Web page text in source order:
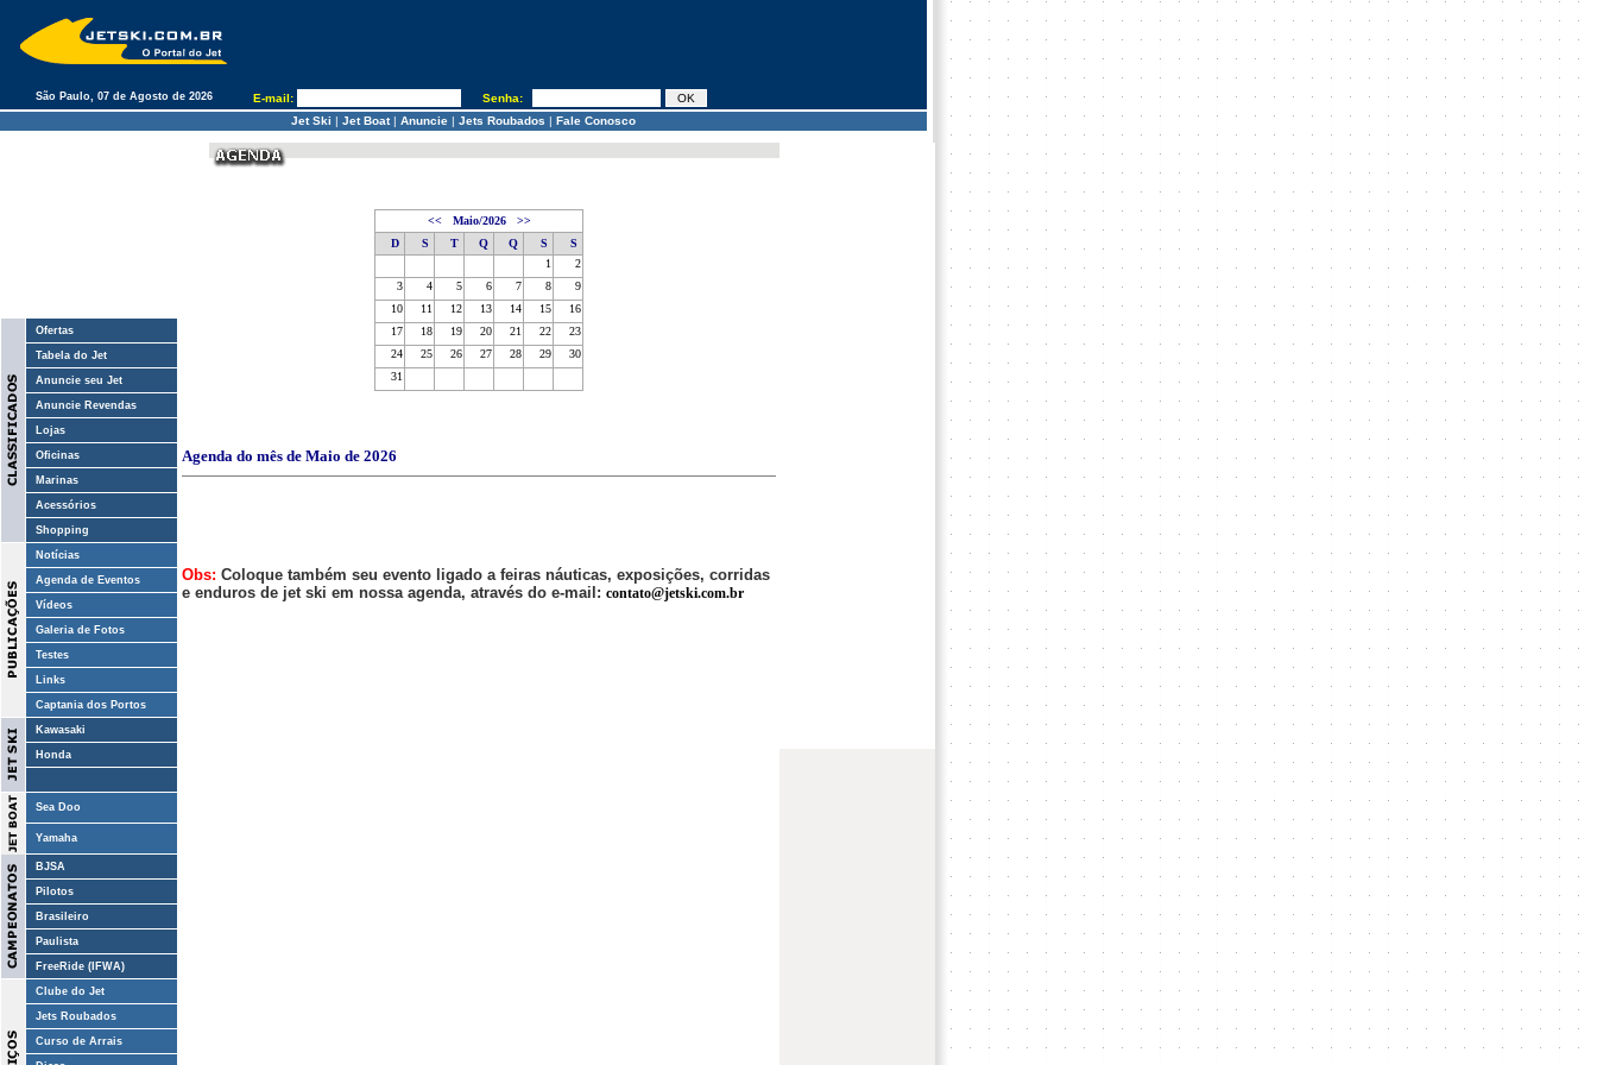
São Paulo, 07 de Agosto de 2026 E-mail:
Senha:
Jet Ski | Jet Boat| Anuncie | Jets Roubados | Fale Conosco
Ofertas
Tabela do Jet
Anuncie seu Jet
Anuncie Revendas
Lojas
Oficinas
Marinas
Acessórios
Shopping
Notícias
Agenda de Eventos
Vídeos
Galeria de Fotos
Testes
Links
Captania dos Portos
Kawasaki
Honda
Sea Doo
Yamaha
BJSA
Pilotos
Brasileiro
Paulista
FreeRide (IFWA)
Clube do Jet
Jets Roubados
Curso de Arrais
<< Maio/2026
>>
D
S T Q Q S
S
1
2
3
4 5 6 7 8
9
10
11 12 13 14 15
16
17
18 19 20 21 22
23
24
25 26 27 28 29
30
31
Agenda do mês de Maio de 2026
Obs: Coloque também seu evento ligado a feiras náuticas, exposições, corridas
e enduros de jet ski em nossa agenda, através do e-mail: contato@jetski.com.br